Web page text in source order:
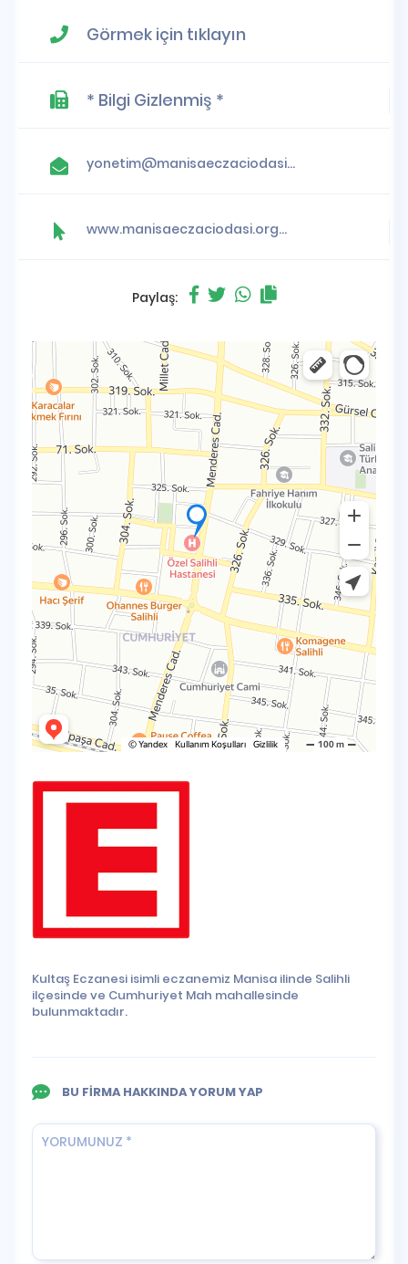
Görmek için tıklayın
* Bilgi Gizlenmiş *
yonetim@manisaeczaciodasi.org.tr
www.manisaeczaciodasi.org.tr
Paylaş:
Kultaş Eczanesi isimli eczanemiz Manisa ilinde Salihli
ilçesinde ve Cumhuriyet Mah mahallesinde
bulunmaktadır.
BU FİRMA HAKKINDA YORUM YAP